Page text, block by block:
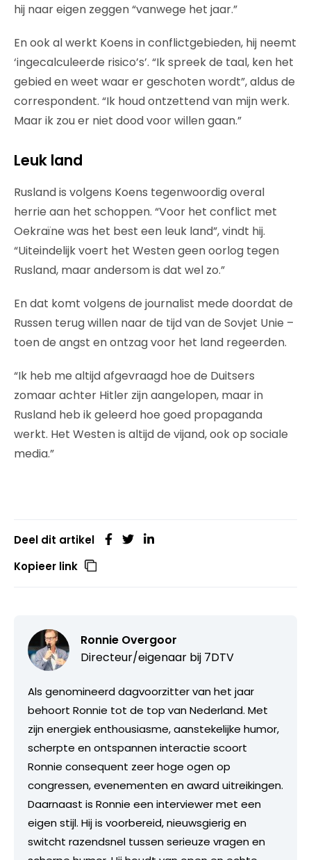
hij naar eigen zeggen “vanwege het jaar.”
En ook al werkt Koens in conflictgebieden, hij neemt
‘ingecalculeerde risico’s’. “Ik spreek de taal, ken het
gebied en weet waar er geschoten wordt”, aldus de
correspondent. “Ik houd ontzettend van mijn werk.
Maar ik zou er niet dood voor willen gaan.”
Leuk land
Rusland is volgens Koens tegenwoordig overal
herrie aan het schoppen. “Voor het conflict met
Oekraïne was het best een leuk land”, vindt hij.
“Uiteindelijk voert het Westen geen oorlog tegen
Rusland, maar andersom is dat wel zo.”
En dat komt volgens de journalist mede doordat de
Russen terug willen naar de tijd van de Sovjet Unie –
toen de angst en ontzag voor het land regeerden.
“Ik heb me altijd afgevraagd hoe de Duitsers
zomaar achter Hitler zijn aangelopen, maar in
Rusland heb ik geleerd hoe goed propaganda
werkt. Het Westen is altijd de vijand, ook op sociale
media.”
Deel dit artikel
Kopieer link
Ronnie Overgoor
Directeur/eigenaar bij 7DTV
Als genomineerd dagvoorzitter van het jaar
behoort Ronnie tot de top van Nederland. Met
zijn energiek enthousiasme, aanstekelijke humor,
scherpte en ontspannen interactie scoort
Ronnie consequent zeer hoge ogen op
congressen, evenementen en award uitreikingen.
Daarnaast is Ronnie een interviewer met een
eigen stijl. Hij is voorbereid, nieuwsgierig en
switcht razendsnel tussen serieuze vragen en